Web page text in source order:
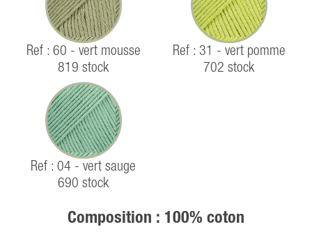
Ref : 60 - vert mousse
819 stock
Ref : 31 - vert pomme
702 stock
Ref : 04 - vert sauge
690 stock
Composition : 100% coton